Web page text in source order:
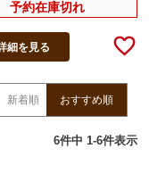
予約在庫切れ
細を見る
新着順 おすすめ順
6件中 1-6件表示